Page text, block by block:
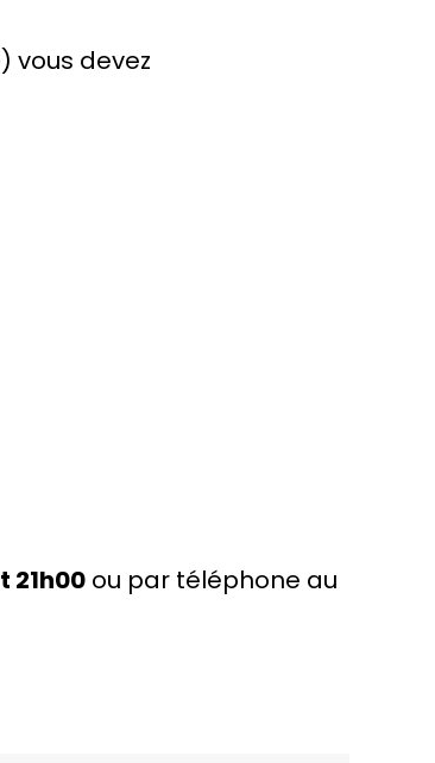
vous devez
21h00 ou par téléphone au